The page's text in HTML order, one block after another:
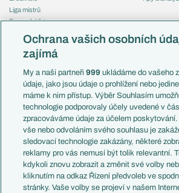
Liga mistrů
Evropská liga
Mistrovství světa
Liga národů
Témata
Představení týmů MS
EuroSkauting
PL v kostce
Evropské koeficienty
Přestupy
Přestupové spekulace
Zranění
Kluby
Česko
Francie
Itálie
Německo
Španělsko
Argentina
Brazílie
Přestupy
Zápasy
Livescore
Ochrana vašich osobních
zajímá
My a naši partneři999 ukládáme do vašeho
údaje, jako jsou údaje o prohlížení nebo
máme k nim přístup. Výběr Souhlasím
technologie podporovaly účely uvedené v
zpracováváme údaje za účelem
vše nebo odvoláním svého souhlasu je
sledovací technologie zakázány, některé
reklamy pro vás nemusí být tolik relevantní.
kdykoli znovu zobrazit a změnit své volby
kliknutím na odkaz Řízení předvoleb ve
stránky. Vaše volby se projeví v našem